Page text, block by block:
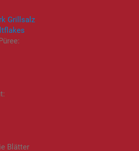
Grillsalz
Blätter